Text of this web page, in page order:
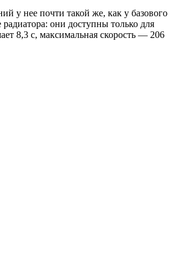
у нее почти такой же, как у базового
они доступны только для
8,3 с, максимальная скорость — 206